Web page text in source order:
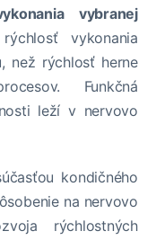
vybranej
vykonania
než rýchlosť herne
Funkčná
leží v nervovo
kondičného
na nervovo
rýchlostných